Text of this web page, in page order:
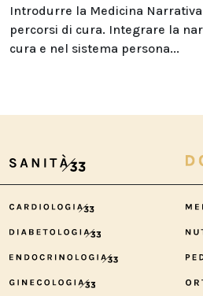
Introdurre la Medicina
percorsi di cura. Integrare la
cura e nel sistema persona...